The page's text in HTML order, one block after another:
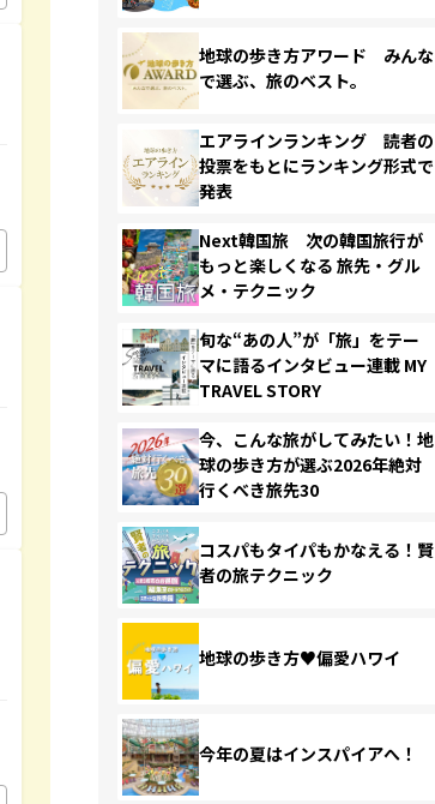
地球の歩き方アワード みんな
で選ぶ、旅のベスト。
エアラインランキング 読者の
投票をもとにランキング形式で
発表
Next韓国旅 次の韓国旅行が
もっと楽しくなる 旅先・グル
メ・テクニック
旬な“あの人”が「旅」をテー
マに語るインタビュー連載 MY
TRAVEL STORY
今、こんな旅がしてみたい！地
球の歩き方が選ぶ2026年絶対
行くべき旅先30
コスパもタイパもかなえる！賢
者の旅テクニック
地球の歩き方♥偏愛ハワイ
今年の夏はインスパイアへ！